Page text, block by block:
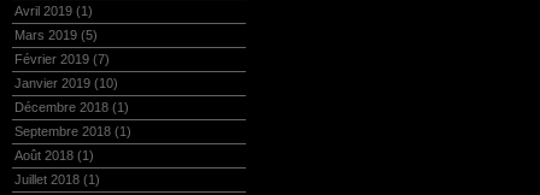
Avril 2019 (1)
Mars 2019 (5)
Février 2019 (7)
Janvier 2019 (10)
Décembre 2018 (1)
Septembre 2018 (1)
Août 2018 (1)
Juillet 2018 (1)